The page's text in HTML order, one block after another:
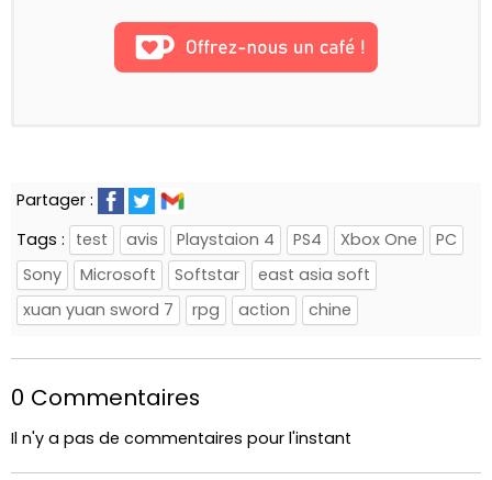
Partager :
Tags : test avis Playstaion 4 PS4 Xbox One
PC
Sony
Microsoft Softstar
east asia soft
xuan yuan sword 7
rpg action chine
0 Commentaires
Il n'y a pas de commentaires pour l'instant